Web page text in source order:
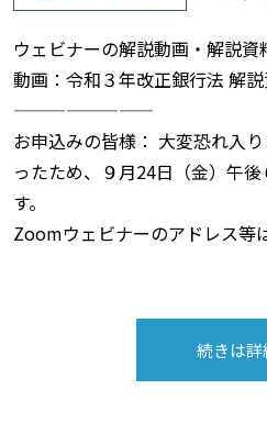
ウェビナーの解説動画・解説
動画：令和３年改正銀行法 解
————————
お申込みの皆様： 大変恐れ入
ったため、９月24日（金）午
す。
Zoomウェビナーのアドレス等
続きは詳